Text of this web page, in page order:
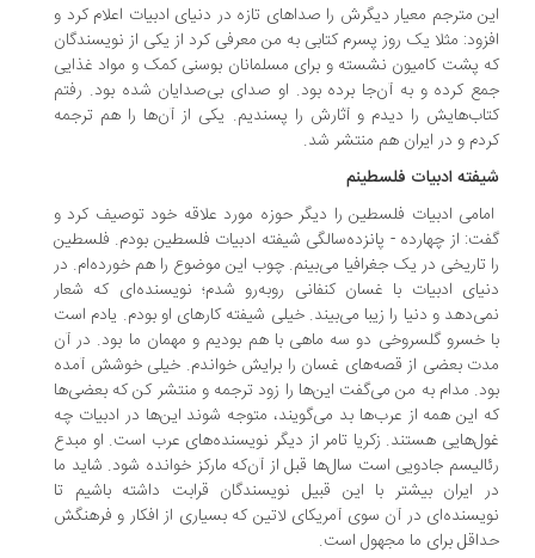
مترجم معیار دیگرش را صداهای تازه در دنیای ادبیات اعلام کرد و
مثلا یک روز پسرم کتابی به من معرفی کرد از یکی از نویسندگان
پشت کامیون نشسته و برای مسلمانان بوسنی کمک و مواد غذایی
کرده و به آن‌جا برده بود. او صدای بی‌صدایان شده بود. رفتم
را دیدم و آثارش را پسندیم. یکی از آن‌ها را هم ترجمه
و در ایران هم منتشر شد.
ادبیات فلسطینم
ادبیات فلسطین را دیگر حوزه مورد علاقه خود توصیف کرد و
از چهارده - پانزده‌سالگی شیفته ادبیات فلسطین بودم. فلسطین
تاریخی در یک جغرافیا می‌بینم. چوب این موضوع را هم خورده‌ام. در
ادبیات با غسان کنفانی روبه‌رو شدم؛ نویسنده‌ای که شعار
و دنیا را زیبا می‌بیند. خیلی شیفته کارهای او بودم. یادم است
خسرو گلسروخی دو سه ماهی با هم بودیم و مهمان ما بود. در آن
بعضی از قصه‌های غسان را برایش خواندم. خیلی خوشش آمده
مدام به من می‌گفت این‌ها را زود ترجمه و منتشر کن که بعضی‌ها
این همه از عرب‌ها بد می‌گویند، متوجه شوند این‌ها در ادبیات چه
هستند. زکریا تامر از دیگر نویسنده‌های عرب است. او مبدع
جادویی است سال‌ها قبل از آن‌که مارکز خوانده شود. شاید ما
ایران بیشتر با این قبیل نویسندگان قرابت داشته باشیم تا
در آن سوی آمریکای لاتین که بسیاری از افکار و فرهنگش
برای ما مجهول است.